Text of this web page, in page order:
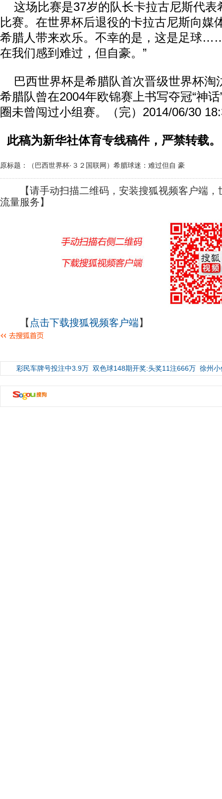
这场比赛是37岁的队长卡拉古尼斯代表
比赛。在世界杯后退役的卡拉古尼斯向媒
希腊人带来欢乐。不幸的是，这是足球
在我们感到难过，但自豪。”
巴西世界杯是希腊队首次晋级世界杯淘
希腊队曾在2004年欧锦赛上书写夺冠“神
圈未曾闯过小组赛。（完）2014/06/30
此稿为新华社体育专线稿件，严禁转载。
原标题：（巴西世界杯·３２国联网）希腊球迷：难过但自 豪
【请手动扫描二维码，安装搜狐视频客户端，
流量服务】
【 点击下载搜狐视频客户端】
彩民车牌号投注中3.9万 双色球148期开奖:头奖11注666万 徐州